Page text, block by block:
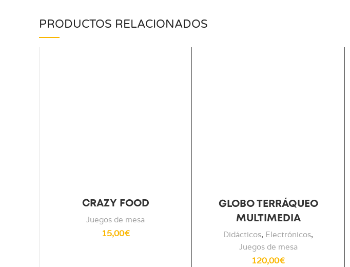
PRODUCTOS RELACIONADOS
CRAZY FOOD
Juegos de mesa
15,00€
GLOBO TERRÁQUEO
MULTIMEDIA
Didácticos, Electrónicos,
Juegos de mesa
120,00€